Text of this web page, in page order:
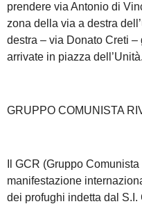
prendere via Antonio di
zona della via a destra
destra – via Donato Creti
arrivate in piazza dell’Unità.
GRUPPO COMUNISTA
Il ‪‎GCR‬ (Gruppo
manifestazione
dei profughi indetta dal